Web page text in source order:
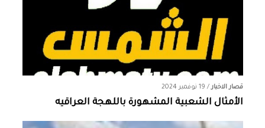
قصار الاخبار/ 19 نوفمبر 2024
الأمثال الشعبية المشهورة باللهجة العراقيه